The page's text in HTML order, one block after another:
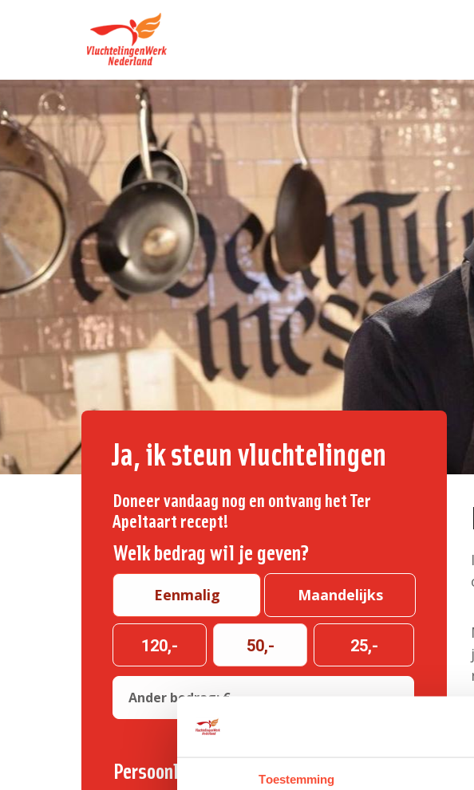
Toestemming
Ja, ik steun vluchtelingen
Doneer vandaag nog en ontvang het Ter
Apeltaart recept!
Welk bedrag wil je geven?
Eenmalig Maandelijks
120,- 50,- 25,-
Ander bedrag: €
Persoonlijke gegevens